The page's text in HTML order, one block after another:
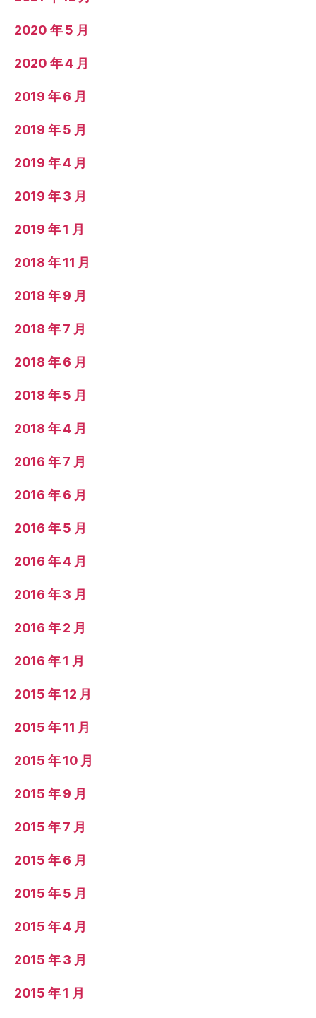
2020 年 5 月
2020 年 4 月
2019 年 6 月
2019 年 5 月
2019 年 4 月
2019 年 3 月
2019 年 1 月
2018 年 11 月
2018 年 9 月
2018 年 7 月
2018 年 6 月
2018 年 5 月
2018 年 4 月
2016 年 7 月
2016 年 6 月
2016 年 5 月
2016 年 4 月
2016 年 3 月
2016 年 2 月
2016 年 1 月
2015 年 12 月
2015 年 11 月
2015 年 10 月
2015 年 9 月
2015 年 7 月
2015 年 6 月
2015 年 5 月
2015 年 4 月
2015 年 3 月
2015 年 1 月